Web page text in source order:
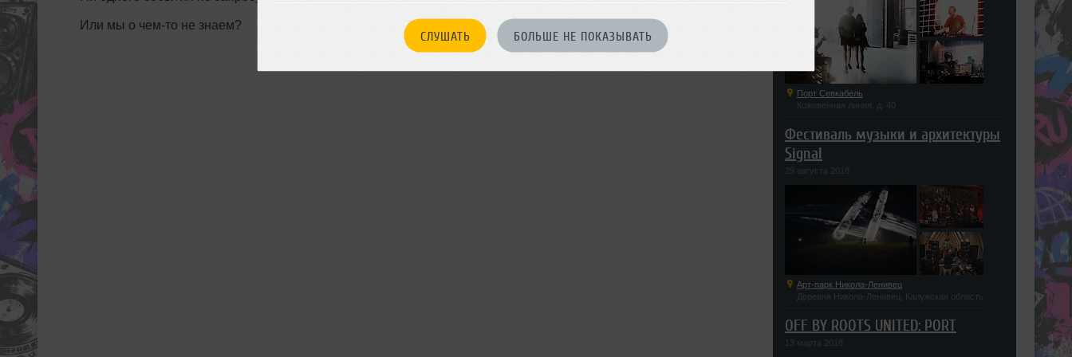
СЛУШАТЬ БОЛЬШЕ НЕ ПОКАЗЫВАТЬ
Или мы о чем-то не знаем?
Порт Севкабель
Кожевенная линия, д. 40
Фестиваль музыки и архитектуры
Signal
29 августа 2018
Арт-парк Никола-Ленивец
Деревня Никола-Ленивец, Калужская область
OFF BY ROOTS UNITED: PORT
13 марта 2018